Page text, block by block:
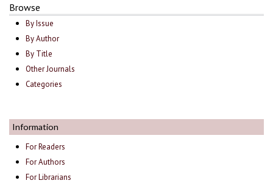
Browse
By Issue
By Author
By Title
Other Journals
Categories
Information
For Readers
For Authors
For Librarians